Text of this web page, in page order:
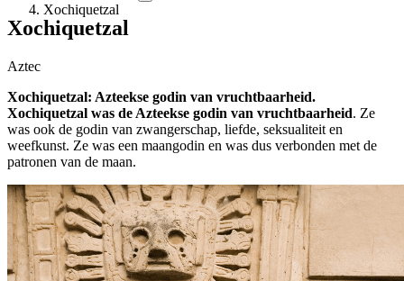
Xochiquetzal
Xochiquetzal
Aztec
Xochiquetzal: Azteekse godin van vruchtbaarheid.
Xochiquetzal was de Azteekse godin van vruchtbaarheid. Ze
was ook de godin van zwangerschap, liefde, seksualiteit en
weefkunst. Ze was een maangodin en was dus verbonden met de
patronen van de maan.